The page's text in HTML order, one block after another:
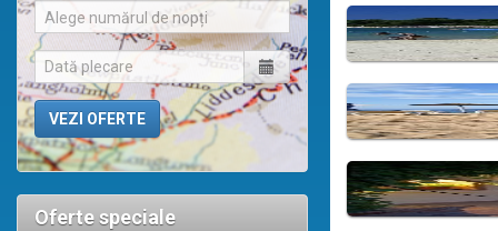
Alege numărul de nopți
Oferte speciale